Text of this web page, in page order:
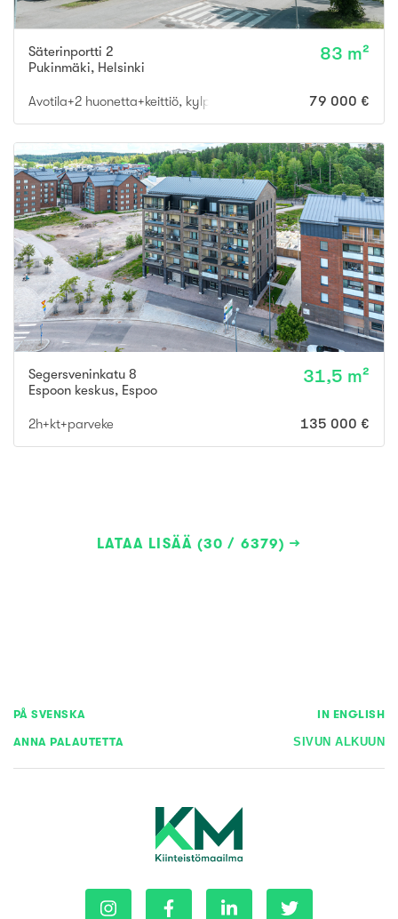
Säterinportti 2
Pukinmäki, Helsinki
83 m²
Avotila+2 huonetta+keittiö, kylpyhuone 79 000 €
Segersveninkatu 8
Espoon keskus, Espoo
31,5 m²
2h+kt+parveke 135 000 €
LATAA LISÄÄ (30 / 6379)
PÅ SVENSKA IN ENGLISH
ANNA PALAUTETTA SIVUN ALKUUN